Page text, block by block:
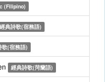
(Filipino)
經典詩歌(宿務語)
歌(宿務語)
經典詩歌(菏蘭語)